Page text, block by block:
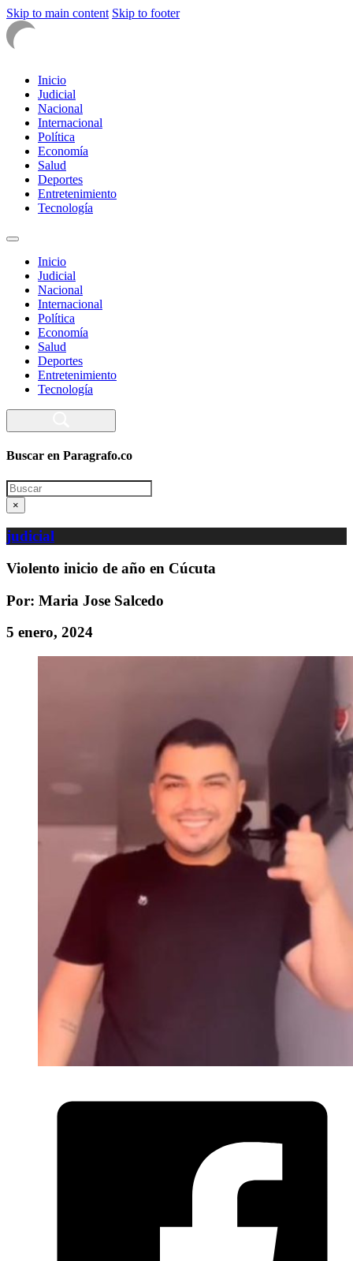
Skip to main content Skip to footer
Inicio
Judicial
Nacional
Internacional
Política
Economía
Salud
Deportes
Entretenimiento
Tecnología
Inicio
Judicial
Nacional
Internacional
Política
Economía
Salud
Deportes
Entretenimiento
Tecnología
Buscar en Paragrafo.co
Search
×
judicial
Violento inicio de año en Cúcuta
Por: Maria Jose Salcedo
5 enero, 2024